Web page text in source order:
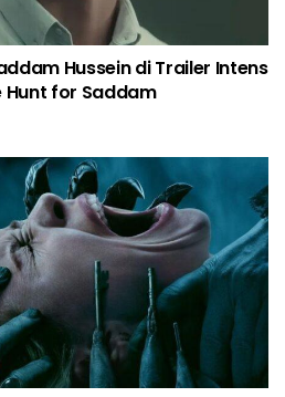
Hussein di Trailer Intens
Hunt for Saddam